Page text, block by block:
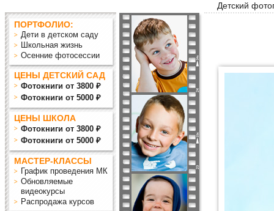
Детский
ПОРТФОЛИО:
Дети в детском саду
Школьная жизнь
Осенние фотосессии
ЦЕНЫ ДЕТСКИЙ САД
Фотокниги от 3800 ₽
Фотокниги от 5000 ₽
ЦЕНЫ ШКОЛА
Фотокниги от 3800 ₽
Фотокниги от 5000 ₽
МАСТЕР-КЛАССЫ
График проведения МК
Обновляемые
видеокурсы
Распродажа курсов